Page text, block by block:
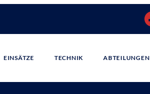
EINSÄTZE TECHNIK ABTEILUNGEN